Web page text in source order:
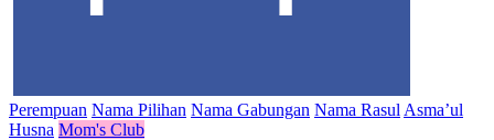
Perempuan Nama Pilihan Nama Gabungan Nama Rasul Asma’ul
Husna Mom's Club